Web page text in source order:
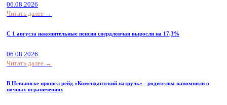
06.08.2026
Читать далее →
С 1 августа накопительные пенсии свердловчан выросли на 17,3%
06.08.2026
Читать далее →
В Невьянске прошёл рейд «Комендантский патруль» - родителям напомнили о
ночных ограничениях